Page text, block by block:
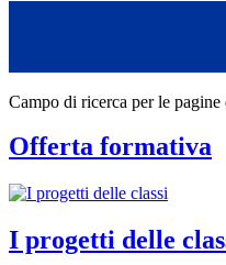
Campo di ricerca per le pagine
Offerta formativa
I progetti delle